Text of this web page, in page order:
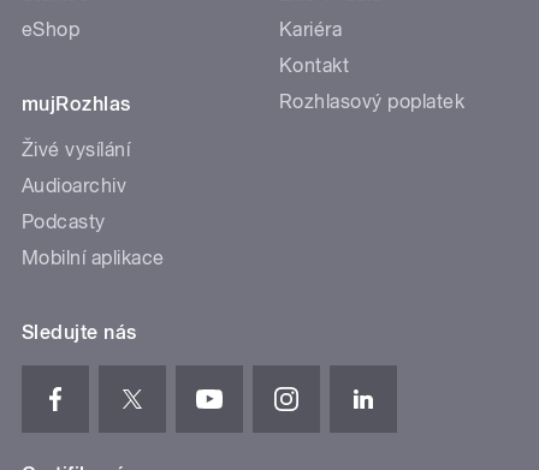
eShop
mujRozhlas
Živé vysílání
Audioarchiv
Podcasty
Mobilní aplikace
Kariéra
Kontakt
Rozhlasový poplatek
Sledujte nás